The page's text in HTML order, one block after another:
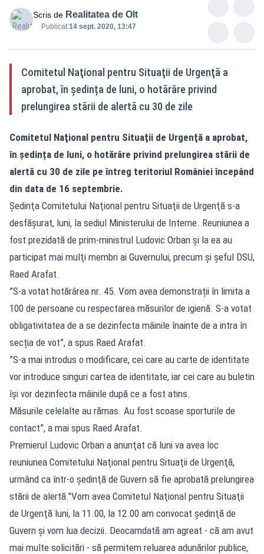
Scris de Realitatea de Olt
Publicat:14 sept. 2020, 13:47
Comitetul Naţional pentru Situaţii de Urgenţă a
aprobat, în ședința de luni, o hotărâre privind
prelungirea stării de alertă cu 30 de zile
Comitetul Naţional pentru Situaţii de Urgenţă a aprobat,
în ședința de luni, o hotărâre privind prelungirea stării de
alertă cu 30 de zile pe întreg teritoriul României începând
din data de 16 septembrie.
Şedinţa Comitetului Naţional pentru Situaţii de Urgenţă s-a
desfășurat, luni, la sediul Ministerului de Interne. Reuniunea a
fost prezidată de prim-ministrul Ludovic Orban şi la ea au
participat mai mulţi membri ai Guvernului, precum şi şeful DSU,
Raed Arafat.
”S-a votat hotărârea nr. 45. Vom avea demonstrații în limita a
100 de persoane cu respectarea măsurilor de igienă. S-a votat
obligativitatea de a se dezinfecta mâinile înainte de a intra în
secția de vot”, a spus Raed Arafat.
”S-a mai introdus o modificare, cei care au carte de identitate
vor introduce singuri cartea de identitate, iar cei care au buletin
își vor dezinfecta mâinile după ce a fost atins.
Măsurile celelalte au rămas. Au fost scoase sporturile de
contact”, a mai spus Raed Arafat.
Premierul Ludovic Orban a anunţat că luni va avea loc
reuniunea Comitetului Naţional pentru Situaţii de Urgenţă,
urmând ca într-o şedinţă de Guvern să fie aprobată prelungirea
stării de alertă."Vom avea Comitetul Naţional pentru Situaţii
de Urgenţă luni, la 11.00, la 12.00 am convocat şedinţă de
Guvern şi vom lua decizii. Deocamdată am agreat - că am avut
mai multe solicitări - să permitem reluarea adunărilor publice,